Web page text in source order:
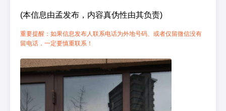
(本信息由孟发布，内容真伪性由其负责)
重要提醒：如果信息发布人联系电话为外地号码、或者仅留微信没有
留电话，一定要慎重联系！